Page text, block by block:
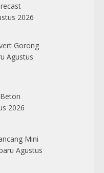
2026
Gorong
Agustus
2026
Mini
Agustus